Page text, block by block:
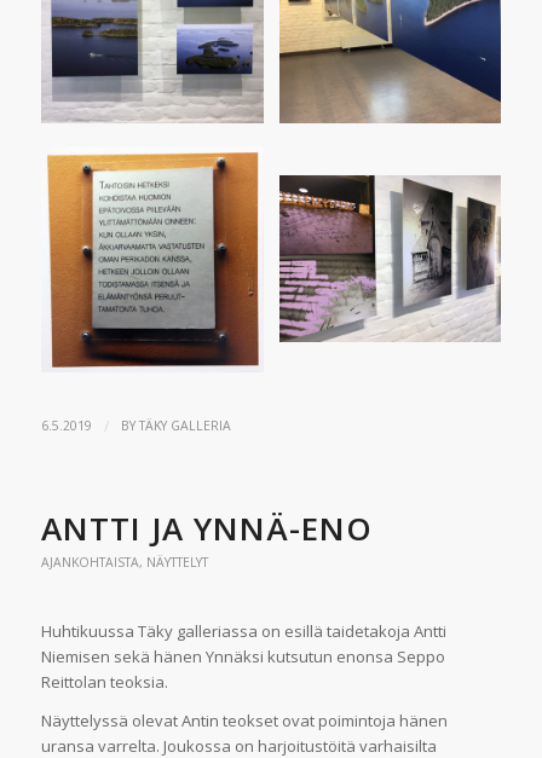
6.5.2019 / BYTÄKY GALLERIA
ANTTI JA YNNÄ-ENO
AJANKOHTAISTA, NÄYTTELYT
Huhtikuussa Täky galleriassa on esillä taidetakoja Antti
Niemisen sekä hänen Ynnäksi kutsutun enonsa Seppo
Reittolan teoksia.
Näyttelyssä olevat Antin teokset ovat poimintoja hänen
uransa varrelta. Joukossa on harjoitustöitä varhaisilta